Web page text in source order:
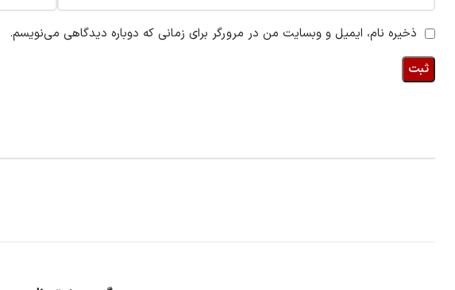
ذخیره نام، ایمیل و وبسایت من در مرورگر برای زمانی که دوباره دیدگاهی می‌نویسم.